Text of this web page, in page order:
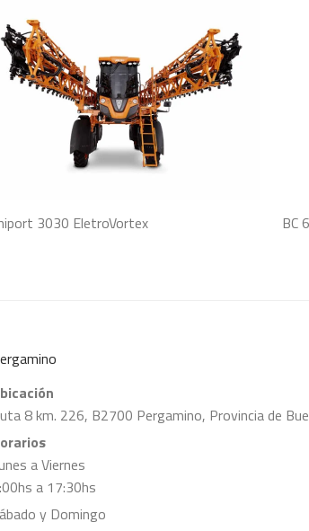
3030 EletroVortex BC
8 km. 226, B2700 Pergamino, Provincia de
a Viernes
a 17:30hs
y Domingo